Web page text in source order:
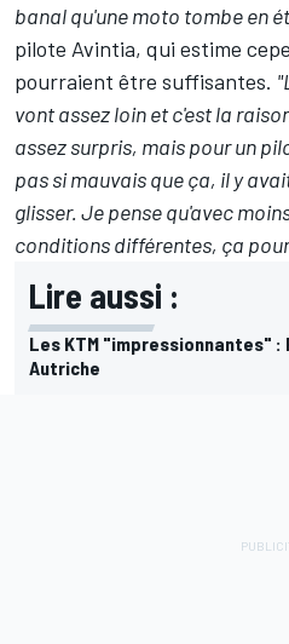
banal qu'une moto tombe en
pilote Avintia, qui estime
pourraient être suffisantes.
vont assez loin et c'est la
assez surpris, mais pour un
pas si mauvais que ça, il y
glisser. Je pense qu'avec
conditions différentes, ça
Lire aussi :
Les KTM "impressionnantes"
Autriche